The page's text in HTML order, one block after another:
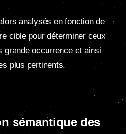
analysés en fonction de
cible pour déterminer ceux
grande occurrence et ainsi
plus pertinents.
sémantique des